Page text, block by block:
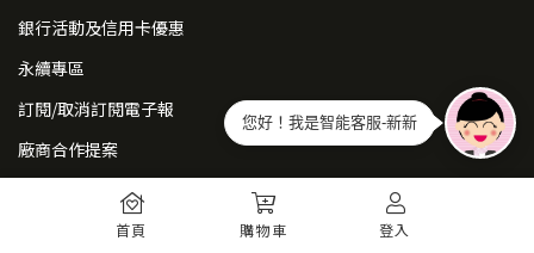
銀行活動及信用卡優惠
永續專區
訂閱/取消訂閱電子報
廠商合作提案
首頁 購物車 登入
您好！我是智能客服-新新